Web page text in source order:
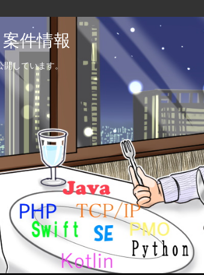
件情報
しています。